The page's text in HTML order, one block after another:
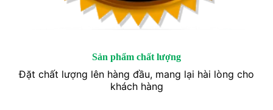
Sản phẩm chất lượng
Đặt chất lượng lên hàng đầu, mang lại hài lòng cho
khách hàng